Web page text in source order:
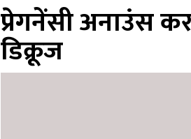
प्रेगनेंसी अनाउंस
डिक्रूज